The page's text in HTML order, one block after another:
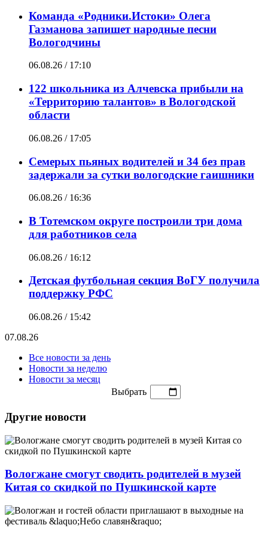
Команда «Родники.Истоки» Олега
Газманова запишет народные песни
Вологодчины
06.08.26 / 17:10
122 школьника из Алчевска прибыли на
«Территорию талантов» в Вологодской
области
06.08.26 / 17:05
Семерых пьяных водителей и 34 без прав
задержали за сутки вологодские гаишники
06.08.26 / 16:36
В Тотемском округе построили три дома
для работников села
06.08.26 / 16:12
Детская футбольная секция ВоГУ получила
поддержку РФС
06.08.26 / 15:42
07.08.26
Все новости за день
Новости за неделю
Новости за месяц
Выбрать
Другие новости
Вологжане смогут сводить родителей в музей
Китая со скидкой по Пушкинской карте